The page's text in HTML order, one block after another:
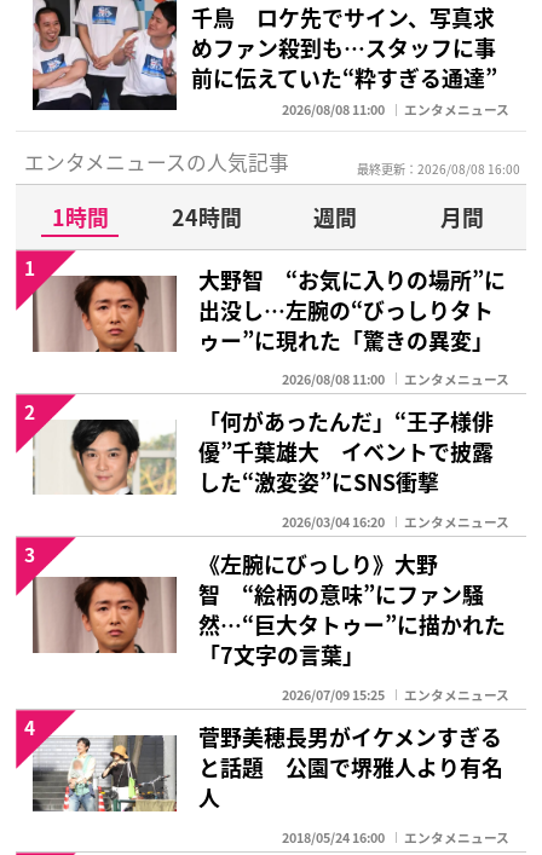
千鳥 ロケ先でサイン、写真求
めファン殺到も…スタッフに事
前に伝えていた“粋すぎる通達”
2026/08/08 11:00 エンタメニュース
エンタメニュースの人気記事 最終更新：2026/08/08 16:00
1時間 24時間 週間
月間
大野智 “お気に入りの場所”に
出没し…左腕の“びっしりタト
ゥー”に現れた「驚きの異変」
2026/08/08 11:00 エンタメニュース
1
「何があったんだ」“王子様俳
優”千葉雄大 イベントで披露
した“激変姿”にSNS衝撃
2026/03/04 16:20 エンタメニュース
2
《左腕にびっしり》大野
智 “絵柄の意味”にファン騒
然…“巨大タトゥー”に描かれた
「7文字の言葉」
2026/07/09 15:25 エンタメニュース
3
菅野美穂長男がイケメンすぎる
と話題 公園で堺雅人より有名
人
2018/05/24 16:00 エンタメニュース
4